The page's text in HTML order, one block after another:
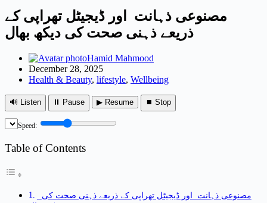
مصنوعی ذہانت اور ڈیجیٹل تھراپی کے
ذریعے ذہنی صحت کی دیکھ بھال
Hamid Mahmood
December 28, 2025
Health & Beauty, lifestyle, Wellbeing
🔊 Listen ⏸ Pause ▶ Resume ⏹ Stop
Speed:
Table of Contents